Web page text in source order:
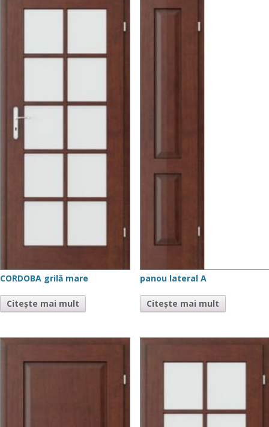
CORDOBA grilă mare
Citește mai mult
panou lateral A
Citește mai mult